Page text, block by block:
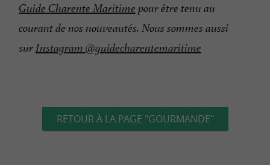
Guide Charente Maritime pour être tenu au
courant de nos nouveautés. Nous sommes aussi
surInstagram @guidecharentemaritime
RETOUR À LA PAGE "GOURMANDE"